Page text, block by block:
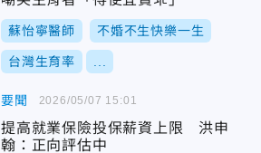
蘇怡寧醫師 不婚不生快樂一生
台灣生育率
要聞
提高就業保險投保薪資上限 洪申
翰：正向評估中
2026/05/07 15:01